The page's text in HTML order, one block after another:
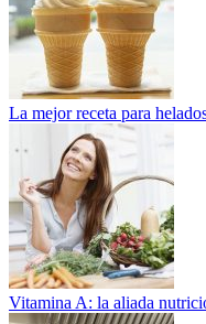
La mejor receta para
Vitamina A: la aliada